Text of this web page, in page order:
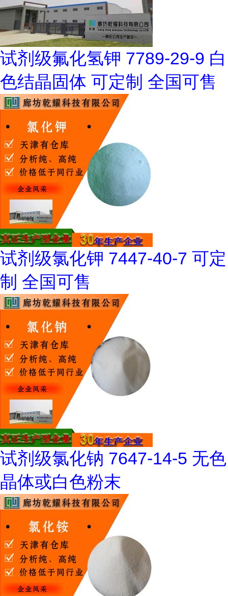
试剂级氟化氢钾 7789-29-9 白
色结晶固体 可定制 全国可售
试剂级氯化钾 7447-40-7 可定
制 全国可售
试剂级氯化钠 7647-14-5 无色
晶体或白色粉末